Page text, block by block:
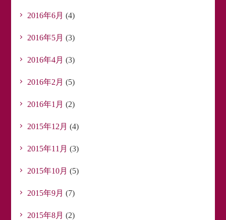
2016年6月 (4)
2016年5月 (3)
2016年4月 (3)
2016年2月 (5)
2016年1月 (2)
2015年12月 (4)
2015年11月 (3)
2015年10月 (5)
2015年9月 (7)
2015年8月 (2)